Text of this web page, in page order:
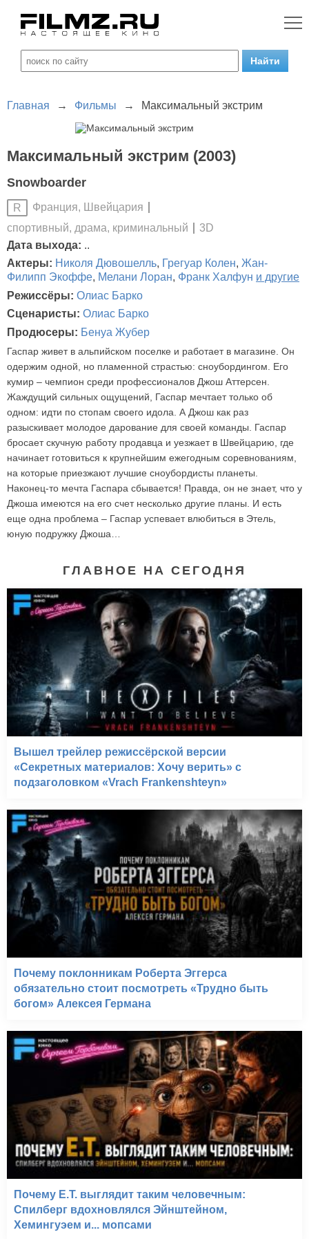
Главная → Фильмы → Максимальный экстрим
Максимальный экстрим (2003)
Snowboarder
R
Франция, Швейцария
спортивный, драма, криминальный
3D
Дата выхода: ..
Актеры: Николя Дювошелль, Грегуар Колен, Жан-
Филипп Экоффе, Мелани Лоран, Франк Халфун и другие
Режиссёры: Олиас Барко
Сценаристы: Олиас Барко
Продюсеры: Бенуа Жубер
Гаспар живет в альпийском поселке и работает в магазине. Он
одержим одной, но пламенной страстью: сноубордингом. Его
кумир – чемпион среди профессионалов Джош Аттерсен.
Жаждущий сильных ощущений, Гаспар мечтает только об
одном: идти по стопам своего идола. А Джош как раз
разыскивает молодое дарование для своей команды. Гаспар
бросает скучную работу продавца и уезжает в Швейцарию, где
начинает готовиться к крупнейшим ежегодным соревнованиям,
на которые приезжают лучшие сноубордисты планеты.
Наконец-то мечта Гаспара сбывается! Правда, он не знает, что у
Джоша имеются на его счет несколько другие планы. И есть
еще одна проблема – Гаспар успевает влюбиться в Этель,
юную подружку Джоша…
ГЛАВНОЕ НА СЕГОДНЯ
Вышел трейлер режиссёрской версии
«Секретных материалов: Хочу верить» с
подзаголовком «Vrach Frankenshteyn»
Почему поклонникам Роберта Эггерса
обязательно стоит посмотреть «Трудно быть
богом» Алексея Германа
Почему E.T. выглядит таким человечным:
Спилберг вдохновлялся Эйнштейном,
Хемингуэем и... мопсами